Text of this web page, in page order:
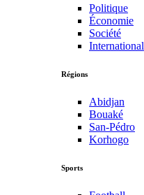
Politique
Économie
Société
International
Régions
Abidjan
Bouaké
San-Pédro
Korhogo
Sports